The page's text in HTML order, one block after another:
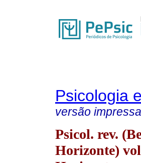
Psicologia
versão impressa
Psicol. rev.
Horizonte)